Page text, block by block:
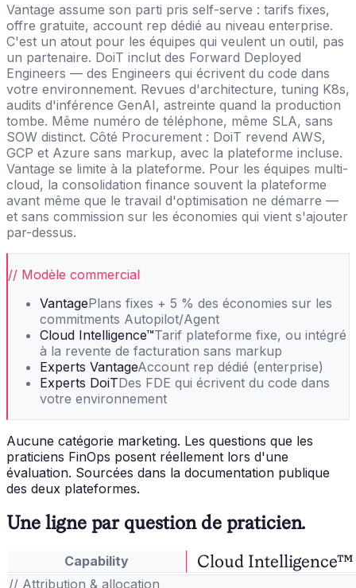
Vantage assume son parti pris self-serve : tarifs fixes,
offre gratuite, account rep dédié au niveau enterprise.
C'est un atout pour les équipes qui veulent un outil, pas
un partenaire. DoiT inclut des Forward Deployed
Engineers — des Engineers qui écrivent du code dans
votre environnement. Revues d'architecture, tuning K8s,
audits d'inférence GenAI, astreinte quand la production
tombe. Même numéro de téléphone, même SLA, sans
SOW distinct. Côté Procurement : DoiT revend AWS,
GCP et Azure sans markup, avec la plateforme incluse.
Vantage se limite à la plateforme. Pour les équipes multi-
cloud, la consolidation finance souvent la plateforme
avant même que le travail d'optimisation ne démarre —
et sans commission sur les économies qui vient s'ajouter
par-dessus.
// Modèle commercial
VantagePlans fixes + 5 % des économies sur les
commitments Autopilot/Agent
Cloud Intelligence™Tarif plateforme fixe, ou intégré
à la revente de facturation sans markup
Experts VantageAccount rep dédié (enterprise)
Experts DoiTDes FDE qui écrivent du code dans
votre environnement
Aucune catégorie marketing. Les questions que les
praticiens FinOps posent réellement lors d'une
évaluation. Sourcées dans la documentation publique
des deux plateformes.
Une ligne par question de praticien.
Capability Cloud Intelligence™
// Attribution & allocation